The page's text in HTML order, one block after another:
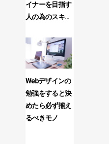
イナーを目指す
人の為のスキ...
Webデザインの
勉強をすると決
めたら必ず揃え
るべきモノ